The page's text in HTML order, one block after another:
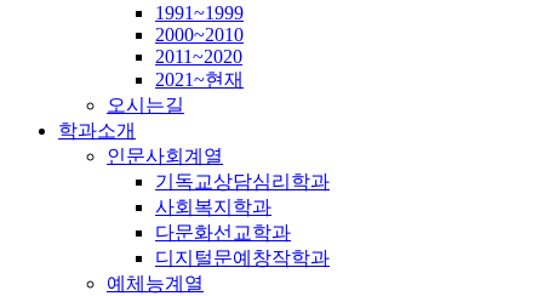
1991~1999
2000~2010
2011~2020
2021~현재
오시는길
학과소개
인문사회계열
기독교상담심리학과
사회복지학과
다문화선교학과
디지털문예창작학과
예체능계열